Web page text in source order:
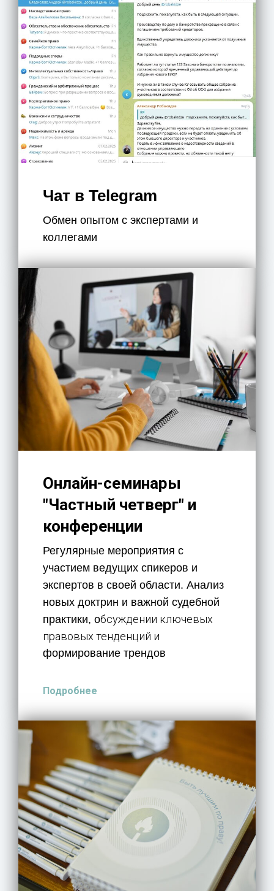
Чат в Telegram
Обмен опытом с экспертами и
коллегами
Онлайн-семинары
"Частный четверг" и
конференции
Регулярные мероприятия с
участием ведущих спикеров и
экспертов в своей области. Анализ
новых доктрин и важной судебной
практики, обсуждении ключевых
правовых тенденций и
формирование трендов
Подробнее